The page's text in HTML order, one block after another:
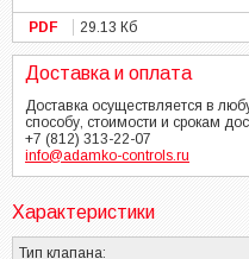
PDF 29.13 Кб
Доставка и оплата
Доставка осуществляется в
способу, стоимости и срокам
+7 (812) 313-22-07
info@adamko-controls.ru
Характеристики
Тип клапана: